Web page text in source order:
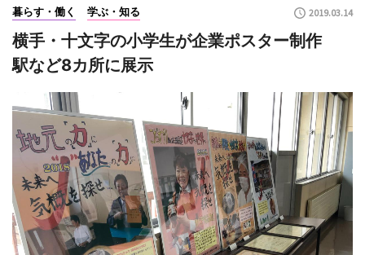
暮らす・働く 学ぶ・知る 2019.03.14
横手・十文字の小学生が企業ポスター制作
駅など8カ所に展示